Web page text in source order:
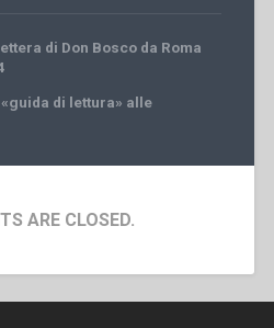
di Don Bosco da Roma
di lettura» alle
ARE CLOSED.